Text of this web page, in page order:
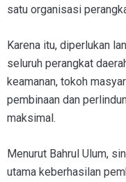
satu organisasi
Karena itu, diperlukan
seluruh perangkat
keamanan, tokoh
pembinaan dan
maksimal.
Menurut Bahrul Ulum,
utama keberhasilan